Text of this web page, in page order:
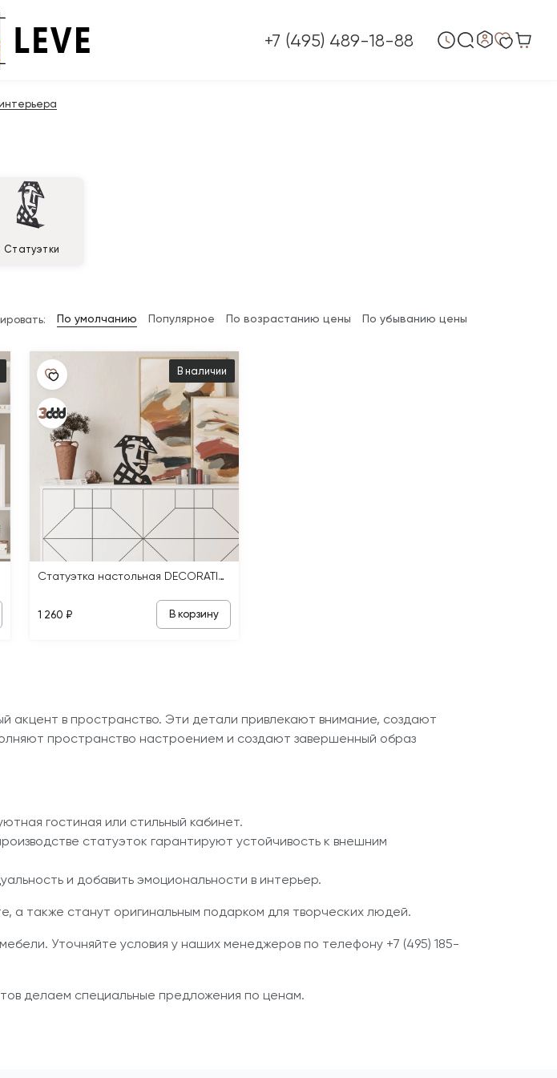
+7 (495) 489-18-88
Статуэтки
По умолчанию Популярное По возрастанию цены По убыванию цены
В наличии
Статуэтка настольная DECORATIVE OBJECT MAX BLACK
1 260 ₽ В корзину
акцент в пространство. Эти детали привлекают внимание, создают
пространство настроением и создают завершенный образ
гостиная или стильный кабинет.
статуэток гарантируют устойчивость к внешним
и добавить эмоциональности в интерьер.
а также станут оригинальным подарком для творческих людей.
Уточняйте условия у наших менеджеров по телефону +7 (495) 185-
делаем специальные предложения по ценам.